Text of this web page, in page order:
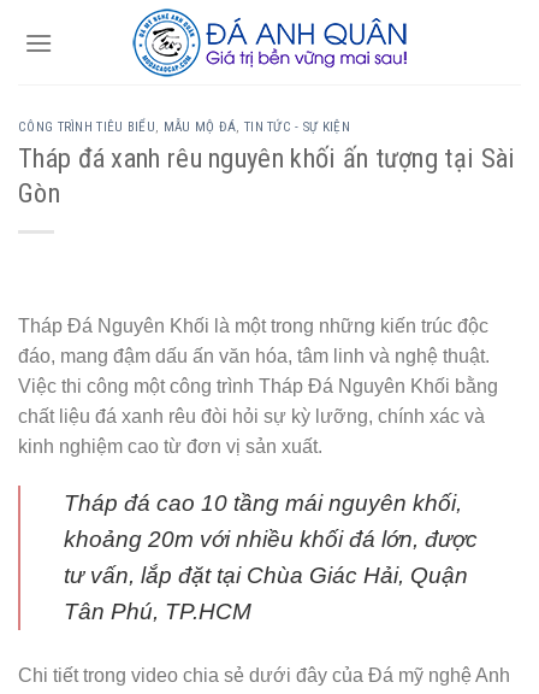
CÔNG TRÌNH TIÊU BIỂU, MẪU MỘ ĐÁ, TIN TỨC - SỰ KIỆN
Tháp đá xanh rêu nguyên khối ấn tượng tại Sài
Gòn
Tháp Đá Nguyên Khối là một trong những kiến trúc độc
đáo, mang đậm dấu ấn văn hóa, tâm linh và nghệ thuật.
Việc thi công một công trình Tháp Đá Nguyên Khối bằng
chất liệu đá xanh rêu đòi hỏi sự kỳ lưỡng, chính xác và
kinh nghiệm cao từ đơn vị sản xuất.
Tháp đá cao 10 tầng mái nguyên khối,
khoảng 20m với nhiều khối đá lớn, được
tư vấn, lắp đặt tại Chùa Giác Hải, Quận
Tân Phú, TP.HCM
Chi tiết trong video chia sẻ dưới đây của Đá mỹ nghệ Anh